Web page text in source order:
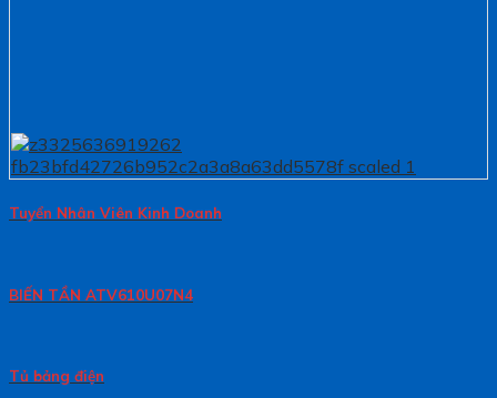
Tuyển Nhân Viên Kinh Doanh
BIẾN TẦN ATV610U07N4
Tủ bảng điện